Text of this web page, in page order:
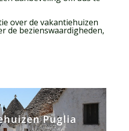
over de vakantiehuizen
de bezienswaardigheden,
Puglia